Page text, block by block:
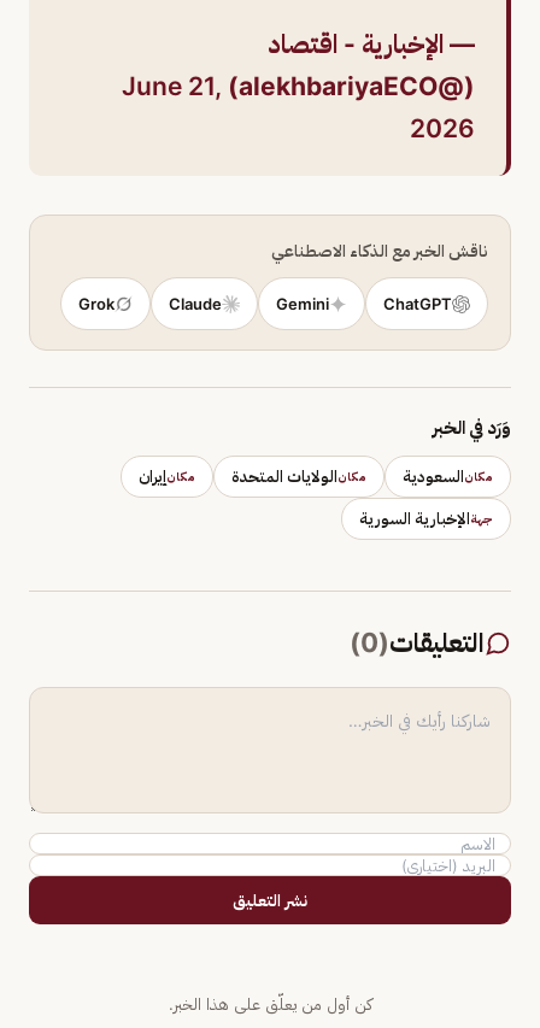
— الإخبارية - اقتصاد
(@alekhbariyaECO)
June 21,
2026
ناقش الخبر مع الذكاء الاصطناعي
ChatGPT
Gemini
Claude
Grok
وَرَد في الخبر
مكانالسعودية مكانالولايات المتحدة مكانإيران
جهةالإخبارية السورية
التعليقات(
0
)
نشر التعليق
كن أول من يعلّق على هذا الخبر.